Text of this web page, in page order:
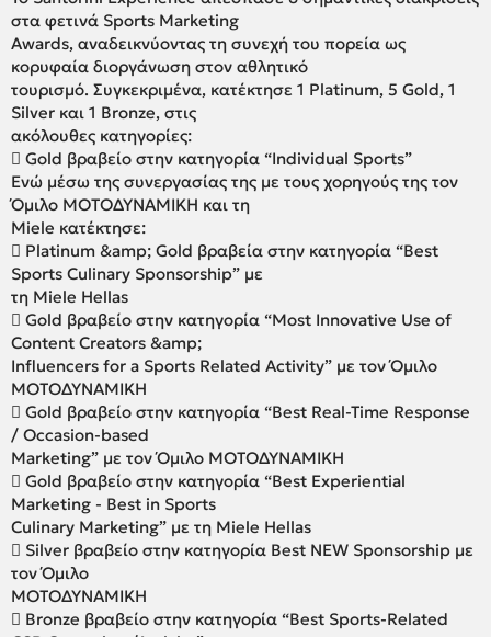
στα φετινά Sports Marketing
Awards, αναδεικνύοντας τη συνεχή του πορεία ως
κορυφαία διοργάνωση στον αθλητικό
τουρισμό. Συγκεκριμένα, κατέκτησε 1 Platinum, 5 Gold, 1
Silver και 1 Bronze, στις
ακόλουθες κατηγορίες:
 Gold βραβείο στην κατηγορία “Individual Sports”
Ενώ μέσω της συνεργασίας της με τους χορηγούς της τον
Όμιλο ΜΟΤΟΔΥΝΑΜΙΚΗ και τη
Miele κατέκτησε:
 Platinum &amp; Gold βραβεία στην κατηγορία “Best
Sports Culinary Sponsorship” με
τη Miele Hellas
 Gold βραβείο στην κατηγορία “Most Innovative Use of
Content Creators &amp;
Influencers for a Sports Related Activity” με τον Όμιλο
ΜΟΤΟΔΥΝΑΜΙΚΗ
 Gold βραβείο στην κατηγορία “Best Real-Time Response
/ Occasion-based
Marketing” με τον Όμιλο ΜΟΤΟΔΥΝΑΜΙΚΗ
 Gold βραβείο στην κατηγορία “Best Experiential
Marketing - Best in Sports
Culinary Marketing” με τη Miele Hellas
 Silver βραβείο στην κατηγορία Best NEW Sponsorship με
τον Όμιλο
ΜΟΤΟΔΥΝΑΜΙΚΗ
 Bronze βραβείο στην κατηγορία “Best Sports-Related